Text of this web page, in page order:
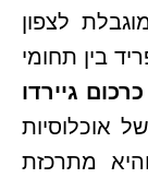
לצפון
בין תחומי
כרכום גיירדו
אוכלוסיות
מתרכזת